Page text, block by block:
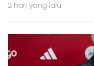
2 hari yang lalu